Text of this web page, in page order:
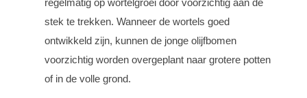
stek te trekken. Wanneer de wortels goed
ontwikkeld zijn, kunnen de jonge olijfbomen
voorzichtig worden overgeplant naar grotere potten
of in de volle grond.